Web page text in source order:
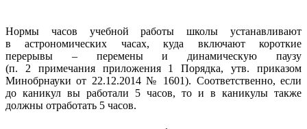
Нормы часов учебной работы школы устанавливают
в астрономических часах, куда включают короткие
перерывы – перемены и динамическую паузу
(п. 2 примечания приложения 1 Порядка, утв. приказом
Минобрнауки от 22.12.2014 № 1601). Соответственно, если
до каникул вы работали 5 часов, то и в каникулы также
должны отработать 5 часов.